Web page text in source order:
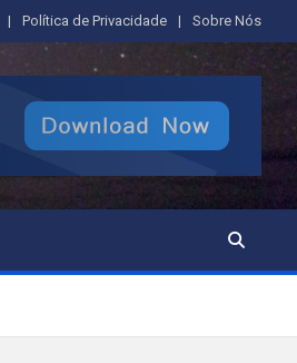
Política de Privacidade Sobre Nós